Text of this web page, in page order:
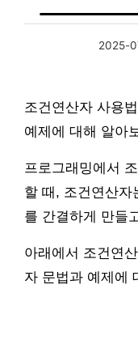
2025-
조건연산자 사용
예제에 대해 알아
프로그래밍에서
할 때, 조건연산자
를 간결하게 만들
아래에서 조건연
자 문법과 예제에